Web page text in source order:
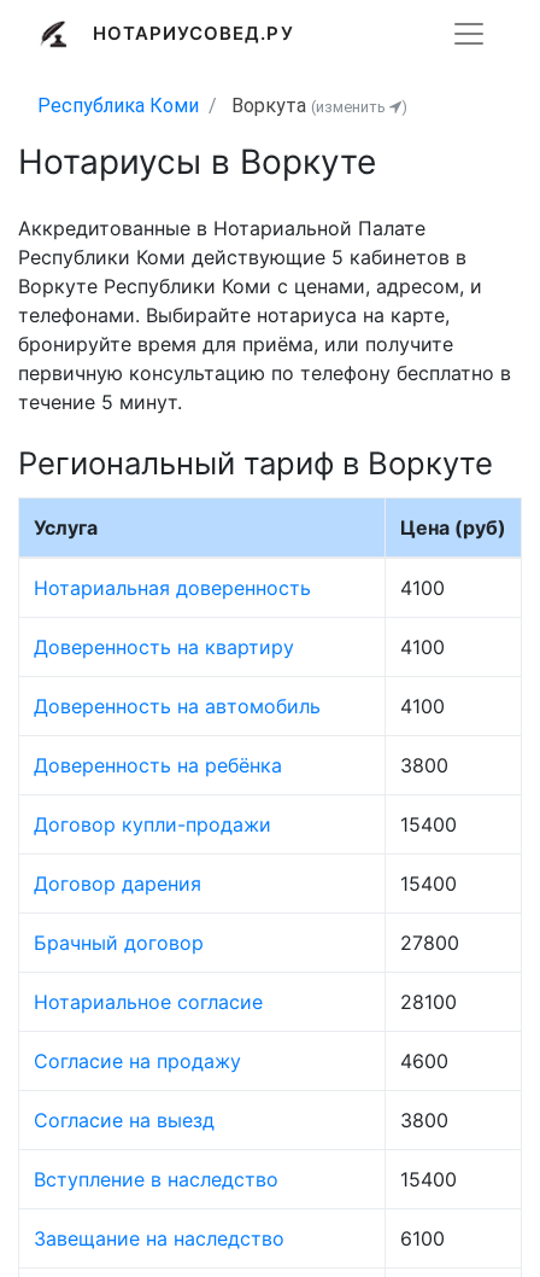
НОТАРИУСОВЕД.РУ
Республика Коми Воркута (изменить )
Нотариусы в Воркуте
Аккредитованные в Нотариальной Палате
Республики Коми действующие 5 кабинетов в
Воркуте Республики Коми с ценами, адресом, и
телефонами. Выбирайте нотариуса на карте,
бронируйте время для приёма, или получите
первичную консультацию по телефону бесплатно в
течение 5 минут.
Региональный тариф в Воркуте
Услуга Цена (руб)
Нотариальная доверенность 4100
Доверенность на квартиру 4100
Доверенность на автомобиль 4100
Доверенность на ребёнка 3800
Договор купли-продажи 15400
Договор дарения 15400
Брачный договор 27800
Нотариальное согласие 28100
Согласие на продажу 4600
Согласие на выезд 3800
Вступление в наследство 15400
Завещание на наследство 6100